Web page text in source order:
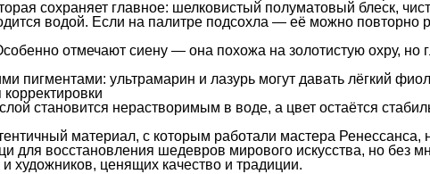
сохраняет главное: шелковистый полуматовый блеск,
водой. Если на палитре подсохла — её можно повторно
отмечают сиену — она похожа на золотистую охру, но
пигментами: ультрамарин и лазурь могут давать лёгкий
становится нерастворимым в воде, а цвет остаётся
материал, с которым работали мастера
для восстановления шедевров мирового искусства, но без
художников, ценящих качество и традиции.